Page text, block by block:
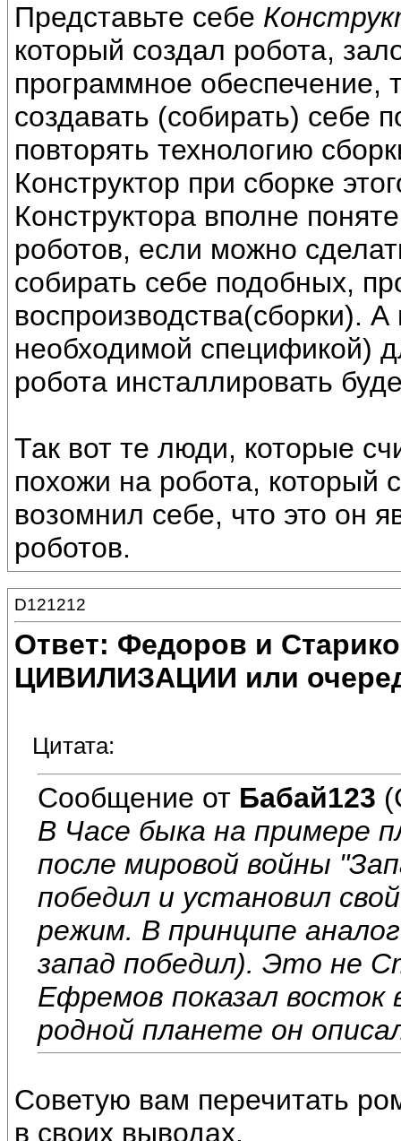
Представьте себе
который создал робота,
программное обеспечение,
создавать (собирать) себе
повторять технологию
Конструктор при сборке
Конструктора вполне
роботов, если можно
собирать себе подобных,
воспроизводства(сборки).
необходимой спецификой)
робота инсталлировать
Так вот те люди, которые
похожи на робота, который
возомнил себе, что это он
роботов.
D121212
Ответ: Федоров и
ЦИВИЛИЗАЦИИ или
Цитата:
Сообщение от Бабай123
В Часе быка на примере
после мировой войны
победил и установил
режим. В принципе
запад победил). Это не
Ефремов показал
родной планете он
Советую вам перечитать
в своих выводах.